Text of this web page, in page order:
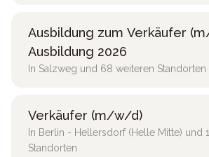
Ausbildung zum Verkäufer
Ausbildung 2026
In Salzweg und 68 weiteren Standorten
Verkäufer (m/w/d)
In Berlin - Hellersdorf (Helle Mitte) und
Standorten